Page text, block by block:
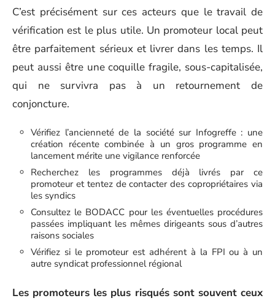
C’est précisément sur ces acteurs que le travail de
vérification est le plus utile. Un promoteur local peut
être parfaitement sérieux et livrer dans les temps. Il
peut aussi être une coquille fragile, sous-capitalisée,
qui ne survivra pas à un retournement de
conjoncture.
Vérifiez l’ancienneté de la société sur Infogreffe : une
création récente combinée à un gros programme en
lancement mérite une vigilance renforcée
Recherchez les programmes déjà livrés par ce
promoteur et tentez de contacter des copropriétaires via
les syndics
Consultez le BODACC pour les éventuelles procédures
passées impliquant les mêmes dirigeants sous d’autres
raisons sociales
Vérifiez si le promoteur est adhérent à la FPI ou à un
autre syndicat professionnel régional
Les promoteurs les plus risqués sont souvent ceux